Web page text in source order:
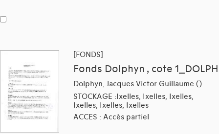
[FONDS]
Fonds Dolphyn , cote 1_DOLPH
Dolphyn, Jacques Victor Guillaume ()
STOCKAGE :Ixelles, Ixelles, Ixelles,
Ixelles, Ixelles, Ixelles
ACCES : Accès partiel